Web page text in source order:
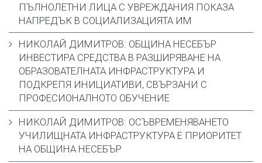
ПЪЛНОЛЕТНИ ЛИЦА С УВРЕЖДАНИЯ ПОКАЗА
НАПРЕДЪК В СОЦИАЛИЗАЦИЯТА ИМ
НИКОЛАЙ ДИМИТРОВ: ОБЩИНА НЕСЕБЪР
ИНВЕСТИРА СРЕДСТВА В РАЗШИРЯВАНЕ НА
ОБРАЗОВАТЕЛНАТА ИНФРАСТРУКТУРА И
ПОДКРЕПЯ ИНИЦИАТИВИ, СВЪРЗАНИ С
ПРОФЕСИОНАЛНОТО ОБУЧЕНИЕ
НИКОЛАЙ ДИМИТРОВ: ОСЪВРЕМЕНЯВАНЕТО
УЧИЛИЩНАТА ИНФРАСТРУКТУРА Е ПРИОРИТЕТ
НА ОБЩИНА НЕСЕБЪР